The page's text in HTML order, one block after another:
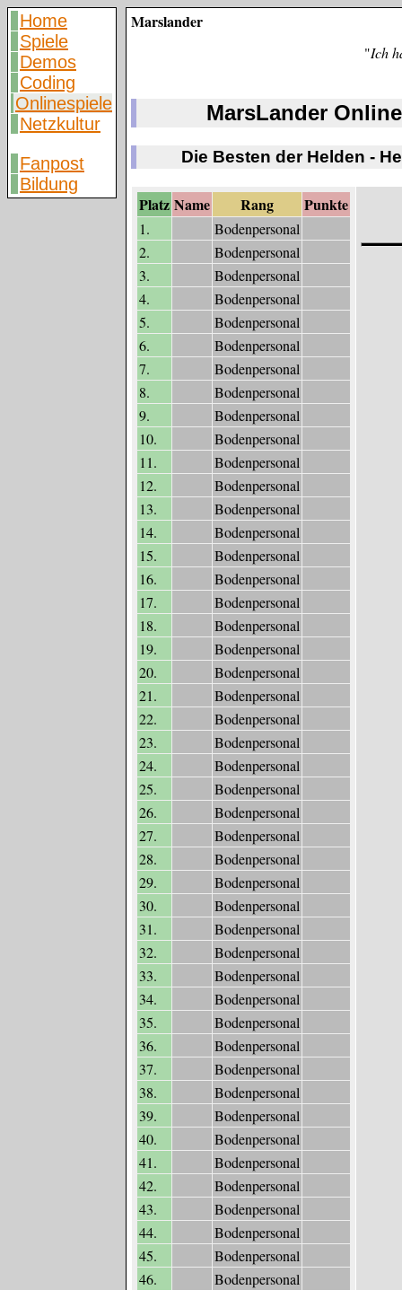
Home
Spiele
Demos
Coding
Onlinespiele
Netzkultur
Fanpost
Bildung
Marslander
"Ich
MarsLander
Die Besten der Helden -
Platz Name Rang Punkte
1.
Bodenpersonal
2.
Bodenpersonal
3.
Bodenpersonal
4.
Bodenpersonal
5.
Bodenpersonal
6.
Bodenpersonal
7.
Bodenpersonal
8.
Bodenpersonal
9.
Bodenpersonal
10.
Bodenpersonal
11.
Bodenpersonal
12.
Bodenpersonal
13.
Bodenpersonal
14.
Bodenpersonal
15.
Bodenpersonal
16.
Bodenpersonal
17.
Bodenpersonal
18.
Bodenpersonal
19.
Bodenpersonal
20.
Bodenpersonal
21.
Bodenpersonal
22.
Bodenpersonal
23.
Bodenpersonal
24.
Bodenpersonal
25.
Bodenpersonal
26.
Bodenpersonal
27.
Bodenpersonal
28.
Bodenpersonal
29.
Bodenpersonal
30.
Bodenpersonal
31.
Bodenpersonal
32.
Bodenpersonal
33.
Bodenpersonal
34.
Bodenpersonal
35.
Bodenpersonal
36.
Bodenpersonal
37.
Bodenpersonal
38.
Bodenpersonal
39.
Bodenpersonal
40.
Bodenpersonal
41.
Bodenpersonal
42.
Bodenpersonal
43.
Bodenpersonal
44.
Bodenpersonal
45.
Bodenpersonal
46.
Bodenpersonal